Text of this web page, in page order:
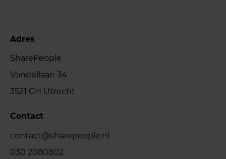
Adres
SharePeople
Vondellaan 34
3521 GH Utrecht
Contact
contact@sharepeople.nl
030 2080802